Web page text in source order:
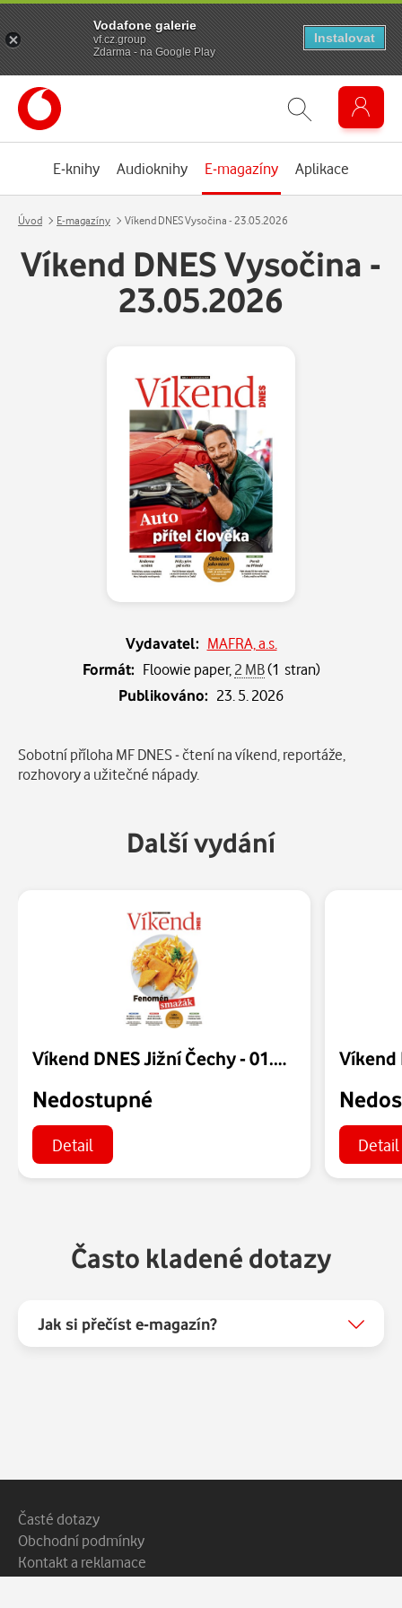
E-knihy Audioknihy E-magazíny Aplikace
Úvod E-magazíny Víkend DNES Vysočina - 23.05.2026
Víkend DNES Vysočina -
23.05.2026
Vydavatel: MAFRA, a.s.
Formát: Floowie paper, 2 MB(1 stran)
Publikováno: 23. 5. 2026
Popis
Sobotní příloha MF DNES - čtení na víkend, reportáže,
rozhovory a užitečné nápady.
Další vydání
Víkend DNES Jižní Čechy - 01.08.2026
Nedostupné
Detail Detail
Často kladené dotazy
Jak si přečíst e-magazín?
Patička webu
Vedlejší navigace
Časté dotazy
Obchodní podmínky
Kontakt a reklamace
Vodafone galerie
vf.cz.group
Zdarma - na Google Play
Instalovat